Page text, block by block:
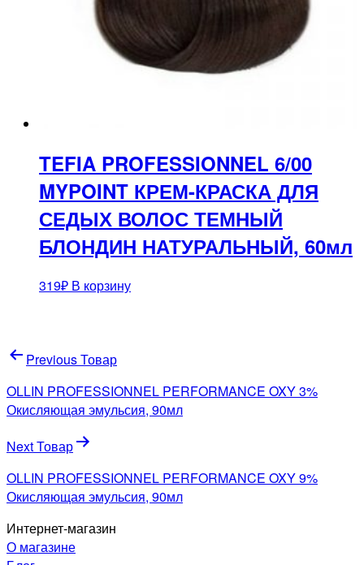
TEFIA PROFESSIONNEL 6/00
MYPOINT КРЕМ-КРАСКА ДЛЯ
СЕДЫХ ВОЛОС ТЕМНЫЙ
БЛОНДИН НАТУРАЛЬНЫЙ, 60мл
319₽ В корзину
Навигация
по
записям
Previous Товар
OLLIN PROFESSIONNEL PERFORMANCE OXY 3%
Окисляющая эмульсия, 90мл
Next Товар
OLLIN PROFESSIONNEL PERFORMANCE OXY 9%
Окисляющая эмульсия, 90мл
Интернет-магазин
О магазине